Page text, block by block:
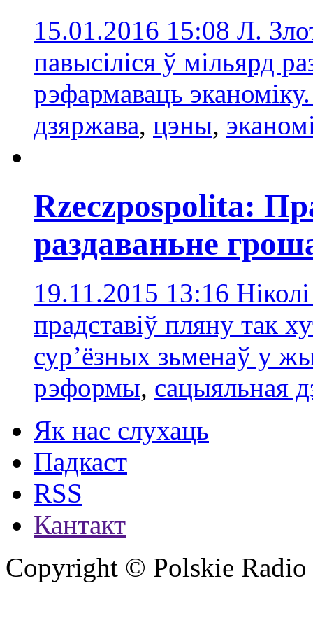
15.01.2016 15:08 Л.
павысіліся ў мільярд
рэфармаваць
дзяржава, цэны,
Rzeczpospolita:
раздаваньне
19.11.2015 13:16
прадставіў пляну так
сур’ёзных зьменаў у
рэформы, сацыяльная
Як нас слухаць
Падкаст
RSS
Кантакт
Copyright © Polskie